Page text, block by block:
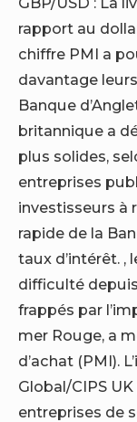
rapport au
chiffre PMI a
davantage
Banque
britannique a
plus solides,
entreprises
investisseurs à
rapide de la
taux d’intérêt. ,
difficulté
frappés par
mer Rouge, a
d’achat (PMI).
Global/CIPS
entreprises de